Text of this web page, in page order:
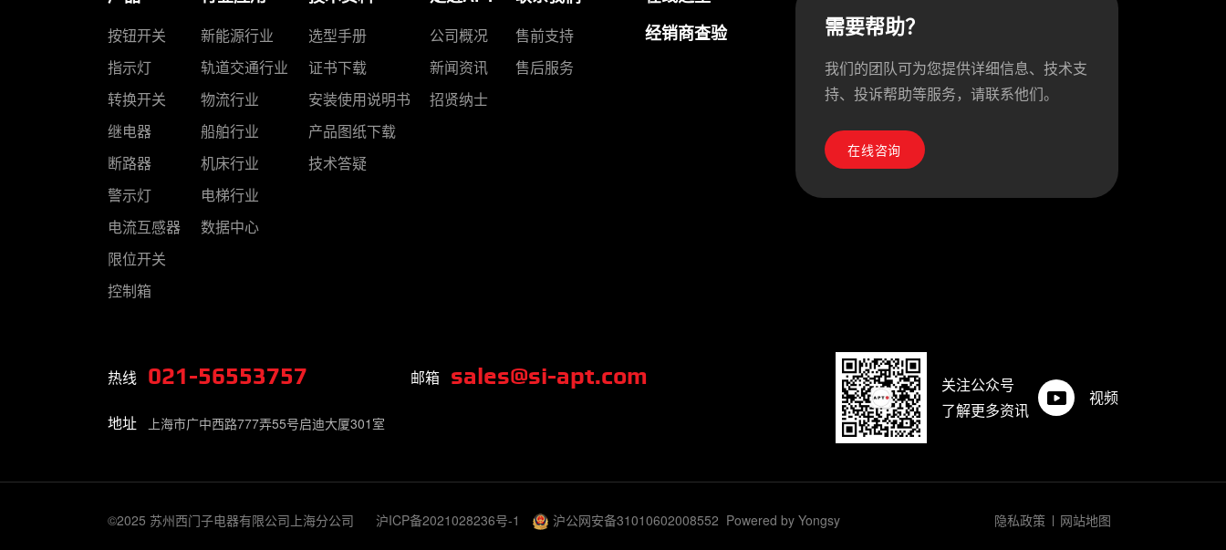
按钮开关
指示灯
转换开关
继电器
断路器
警示灯
电流互感器
限位开关
控制箱
新能源行业
轨道交通行业
物流行业
船舶行业
机床行业
电梯行业
数据中心
选型手册
证书下载
安装使用说明书
产品图纸下载
技术答疑
公司概况
新闻资讯
招贤纳士
售前支持
售后服务
经销商查验
需要帮助？
我们的团队可为您提供详细信息、技术支
持、投诉帮助等服务，请联系他们。
在线咨询
热线 021-56553757 邮箱 sales@si-apt.com
地址 上海市广中西路777弄55号启迪大厦301室
关注公众号
了解更多资讯
视频
©2025 苏州西门子电器有限公司上海分公司 沪ICP备2021028236号-1 沪公网安备31010602008552 Powered by Yongsy 隐私政策 网站地图